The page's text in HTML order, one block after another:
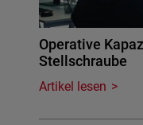
Operative
Stellschraube
Artikel lesen